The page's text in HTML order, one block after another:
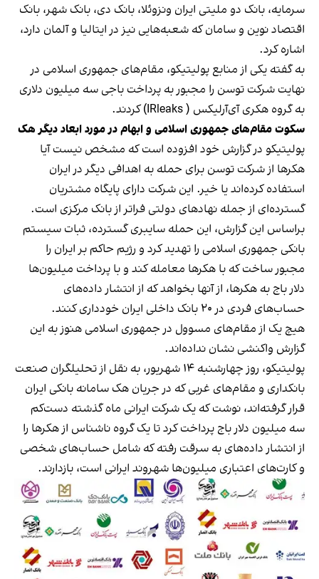
سرمایه، بانک دو ملیتی ایران ونزوئلا، بانک دی، بانک شهر، بانک
اقتصاد نوین و سامان که شعبه‌هایی نیز در ایتالیا و آلمان دارد،
اشاره کرد.
به گفته یکی از منابع پولیتیکو، مقام‌های جمهوری اسلامی در
نهایت شرکت توسن را مجبور به پرداخت باجی سه میلیون دلاری
به گروه هکری آی‌آرلیکس ( IRleaks) کردند.
سکوت مقام‌های جمهوری اسلامی و ابهام در مورد ابعاد دیگر هک
پولیتیکو در گزارش خود افزوده است که مشخص نیست آیا
هکرها از شرکت توسن برای حمله به اهدافی دیگر در ایران
استفاده کرده‌اند یا خیر. این شرکت دارای پایگاه مشتریان
گسترده‌ای از جمله نهادهای دولتی فراتر از بانک مرکزی است.
براساس این گزارش، این حمله سایبری گسترده، ثبات سیستم
بانکی جمهوری اسلامی را تهدید کرد و رژیم حاکم بر ایران را
مجبور ساخت که با هکرها معامله کند و با پرداخت میلیون‌ها
دلار باج به هکرها، از آنها بخواهد که از انتشار داده‌های
حساب‌های فردی در ۲۰ بانک داخلی ایران خودداری کنند.
هیچ یک از مقام‌های مسوول در جمهوری اسلامی هنوز به این
گزارش واکنشی نشان نداده‌اند.
پولیتیکو، روز چهارشنبه ۱۴ شهریور، به نقل از تحلیلگران صنعت
بانکداری و مقام‌های غربی که در جریان هک سامانه بانکی ایران
قرار گرفته‌اند، نوشت که یک شرکت ایرانی ماه گذشته دست‌کم
سه میلیون دلار باج پرداخت کرد تا یک گروه ناشناس از هکرها را
از انتشار داده‌های به سرقت رفته که شامل حساب‌های شخصی
و کارت‌های اعتباری میلیون‌ها شهروند ایرانی است، بازدارند.